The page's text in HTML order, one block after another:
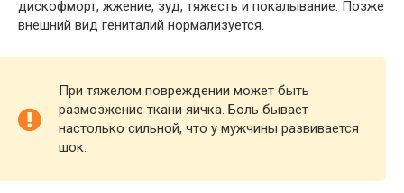
дискофморт, жжение, зуд, тяжесть и покалывание. Позже
внешний вид гениталий нормализуется.
При тяжелом повреждении может быть
размозжение ткани яичка. Боль бывает
настолько сильной, что у мужчины развивается
шок.